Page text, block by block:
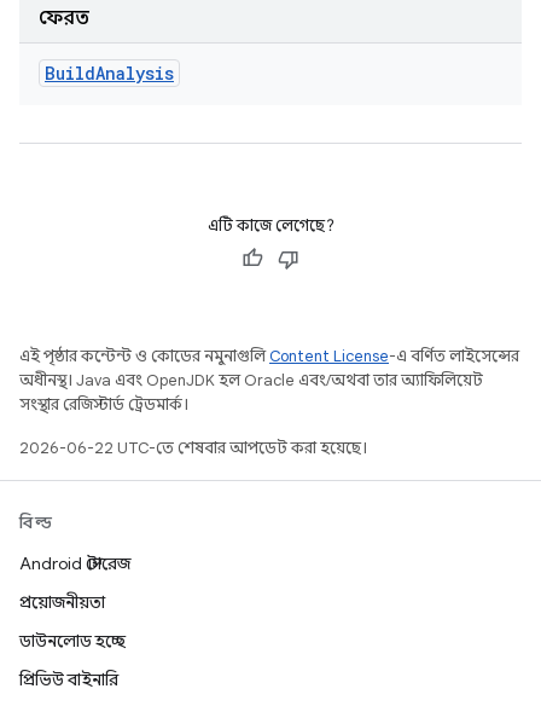
ফেরত
BuildAnalysis
এটি কাজে লেগেছে?
এই পৃষ্ঠার কন্টেন্ট ও কোডের নমুনাগুলিContent License-এ বর্ণিত লাইসেন্সের
অধীনস্থ। Java এবং OpenJDK হল Oracle এবং/অথবা তার অ্যাফিলিয়েট
সংস্থার রেজিস্টার্ড ট্রেডমার্ক।
2026-06-22 UTC-তে শেষবার আপডেট করা হয়েছে।
বিল্ড
Android স্টোরেজ
প্রয়োজনীয়তা
ডাউনলোড হচ্ছে
প্রিভিউ বাইনারি